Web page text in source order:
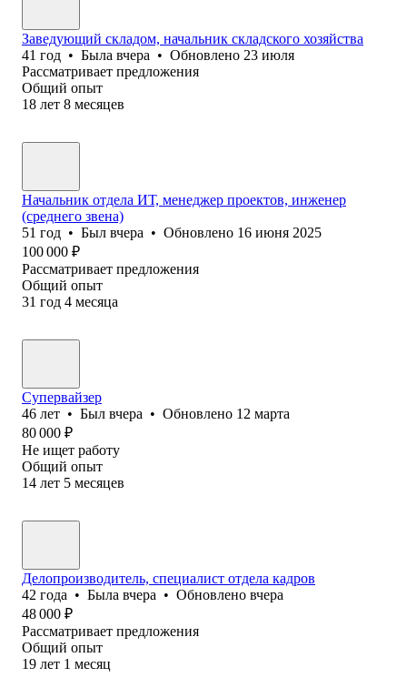
Заведующий складом, начальник складского хозяйства
41 год • Была вчера • Обновлено 23 июля
Рассматривает предложения
Общий опыт
18 лет 8 месяцев
Начальник отдела ИТ, менеджер проектов, инженер
(среднего звена)
51 год • Был вчера • Обновлено 16 июня 2025
100 000 ₽
Рассматривает предложения
Общий опыт
31 год 4 месяца
Супервайзер
46 лет • Был вчера • Обновлено 12 марта
80 000 ₽
Не ищет работу
Общий опыт
14 лет 5 месяцев
Делопроизводитель, специалист отдела кадров
42 года • Была вчера • Обновлено вчера
48 000 ₽
Рассматривает предложения
Общий опыт
19 лет 1 месяц